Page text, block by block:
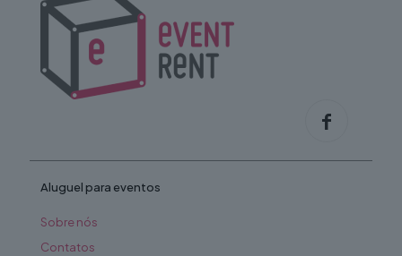
Aluguel para eventos
Sobre nós
Contatos